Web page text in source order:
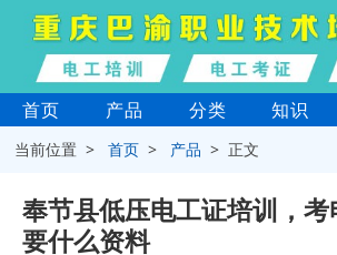
首页 产品 分类 知识
当前位置 >首页 > 产品 > 正文
奉节县低压电工证培训，
要什么资料